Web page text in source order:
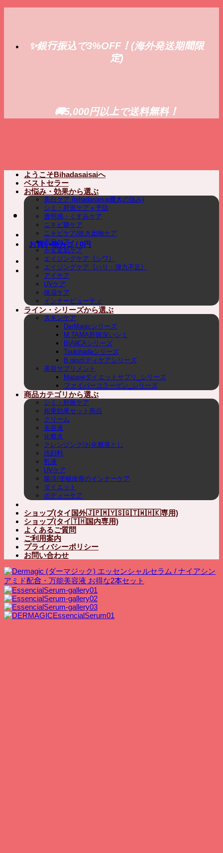
✨銀行振込で3%OFF！(海外発送期間限
定)
🚚5,000円以上で送料無料！
お買い物カゴ / 0円
ようこそBihadasaisaiへ
ベストセラー
お悩み・効果から選ぶ
美白ケア (bihadasaisai最大の強み)
シミ・肝斑ケア＋予防
透明感・くすみケア
ニキビ跡ケア
ニキビケア/吹き出物ケア
毛穴ケア
不安定肌ケア
エイジングケア（シワ）
エイジングケア（ハリ・弾力不足）
アイケア
UVケア
保湿ケア
インナービューティ
ライン・シリーズから選ぶ
スキンケア
DerMagicシリーズ
M.TAMA肝斑深いシミ
BIANCAシリーズ
Toukihadaシリーズ
B.ginボディケアシリーズ
美容サプリメント
Mataneダイエットサプリ_シリーズ
ファイバーコラーゲン_シリーズ
商品カテゴリから選ぶ
シミ・肝斑ケア
相乗効果セット商品
クリーム
美容液
化粧水
クレンジング/お化粧落とし
洗顔料
乳液
UVケア
腸活/便秘改善のインナーケア
ダイエット
ボディーケア
ショップ(タイ国外🇯🇵🇲🇾🇸🇬🇹🇼🇭🇰専用)
ショップ(タイ🇹🇭国内専用)
よくあるご質問
ご利用案内
プライバシーポリシー
お問い合わせ